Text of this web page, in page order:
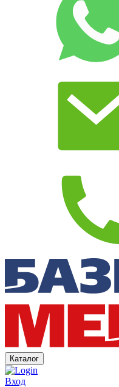
Каталог
Вход